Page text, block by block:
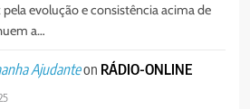
evolução e consistência acima de
a…
Ajudanteon RÁDIO-ONLINE